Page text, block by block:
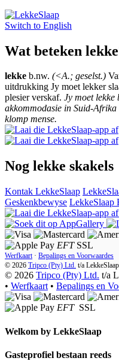
Switch to English
Wat beteken
lekke b.nw. (<A.; geselst.)
uitdrukking Jy moet lekker
plesier verskaf. Jy moet
akkommodasie in Suid-
klomp mense.
Nog lekke skakels
Kontak LekkeSlaap
Geskenkbewyse LekkeSlaap
EFT SSL
Werfkaart · Bepalings en Voorwaardes
© 2026 Tripco (Pty) Ltd. t/a
© 2026 Tripco (Pty) Ltd. t/a
• Werfkaart • Bepalings en
EFT SSL
Welkom by LekkeSlaap
Gasteprofiel bestaan ​​reeds